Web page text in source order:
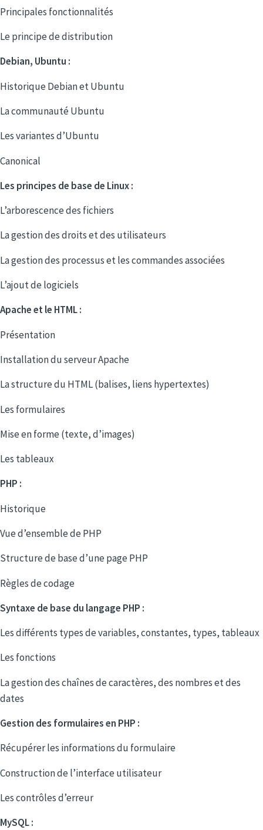
Principales fonctionnalités
Le principe de distribution
Debian, Ubuntu :
Historique Debian et Ubuntu
La communauté Ubuntu
Les variantes d’Ubuntu
Canonical
Les principes de base de Linux :
L’arborescence des fichiers
La gestion des droits et des utilisateurs
La gestion des processus et les commandes associées
L’ajout de logiciels
Apache et le HTML :
Présentation
Installation du serveur Apache
La structure du HTML (balises, liens hypertextes)
Les formulaires
Mise en forme (texte, d’images)
Les tableaux
PHP :
Historique
Vue d’ensemble de PHP
Structure de base d’une page PHP
Règles de codage
Syntaxe de base du langage PHP :
Les différents types de variables, constantes, types, tableaux
Les fonctions
La gestion des chaînes de caractères, des nombres et des
dates
Gestion des formulaires en PHP :
Récupérer les informations du formulaire
Construction de l’interface utilisateur
Les contrôles d’erreur
MySQL :